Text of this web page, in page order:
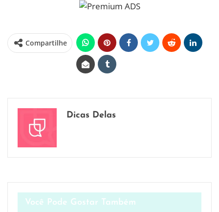
Compartilhe
Dicas Delas
Você Pode Gostar Também